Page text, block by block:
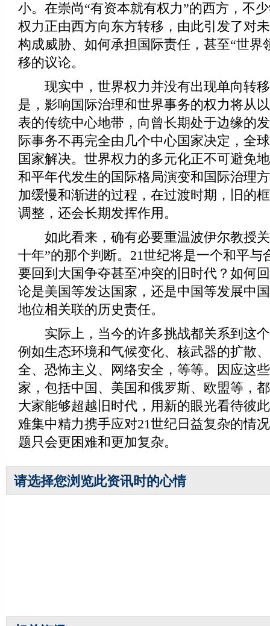
小。在崇尚“有资本就有权力”的西方，不
权力正由西方向东方转移，由此引发了对
构成威胁、如何承担国际责任，甚至“世界
移的议论。
现实中，世界权力并没有出现单向转移
是，影响国际治理和世界事务的权力将从
表的传统中心地带，向曾长期处于边缘的
际事务不再完全由几个中心国家决定，全
国家解决。世界权力的多元化正不可避免
和平年代发生的国际格局演变和国际治理
加缓慢和渐进的过程，在过渡时期，旧的
调整，还会长期发挥作用。
如此看来，确有必要重温波伊尔教授关
十年”的那个判断。21世纪将是一个和平与
要回到大国争夺甚至冲突的旧时代？如何
论是美国等发达国家，还是中国等发展中
地位相关联的历史责任。
实际上，当今的许多挑战都关系到这个
例如生态环境和气候变化、核武器的扩散
全、恐怖主义、网络安全，等等。因应这
家，包括中国、美国和俄罗斯、欧盟等，
大家能够超越旧时代，用新的眼光看待彼
难集中精力携手应对21世纪日益复杂的情
题只会更困难和更加复杂。
请选择您浏览此资讯时的心情